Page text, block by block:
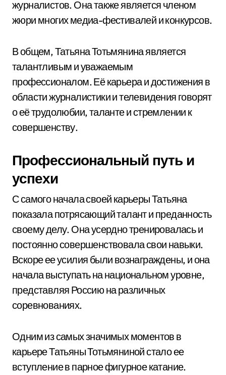
журналистов. Она также является членом
жюри многих медиа-фестивалей и конкурсов.
В общем, Татьяна Тотьмянина является
талантливым и уважаемым
профессионалом. Её карьера и достижения в
области журналистики и телевидения говорят
о её трудолюбии, таланте и стремлении к
совершенству.
Профессиональный путь и
успехи
С самого начала своей карьеры Татьяна
показала потрясающий талант и преданность
своему делу. Она усердно тренировалась и
постоянно совершенствовала свои навыки.
Вскоре ее усилия были вознаграждены, и она
начала выступать на национальном уровне,
представляя Россию на различных
соревнованиях.
Одним из самых значимых моментов в
карьере Татьяны Тотьмяниной стало ее
вступление в парное фигурное катание.